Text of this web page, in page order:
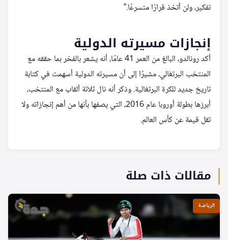
تفكير، ولن أتخذ قرارًا متسرعًا.”
إنجازات مسيرته الدولية
أكد رونالدو، البالغ من العمر 41 عامًا، أنه يشعر بالفخر بما حققه مع
المنتخب البرتغالي، مشيرًا إلى أن مسيرته الدولية أسهمت في كتابة
تاريخ جديد للكرة البرتغالية. وذكر أنه نال ثلاثة ألقاب مع المنتخب،
أبرزها بطولة أوروبا عام 2016، التي يصفها بأنها من أهم إنجازاته ولا
تقل قيمة عن كأس العالم.
مقالات ذات صلة
الرياضة